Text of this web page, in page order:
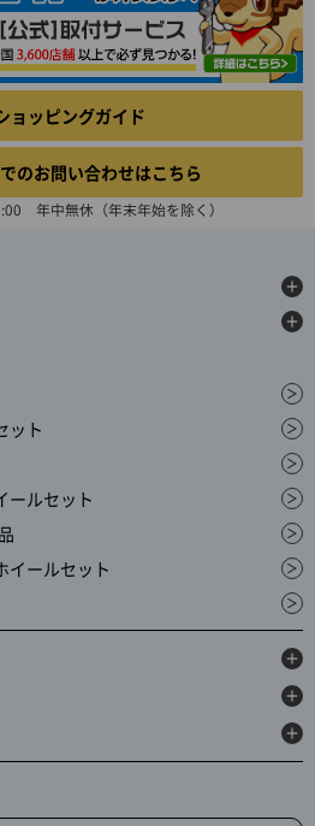
ョッピングガイド
のお問い合わせはこちら
年中無休（年末年始を除く）
ット
ールセット
イールセット